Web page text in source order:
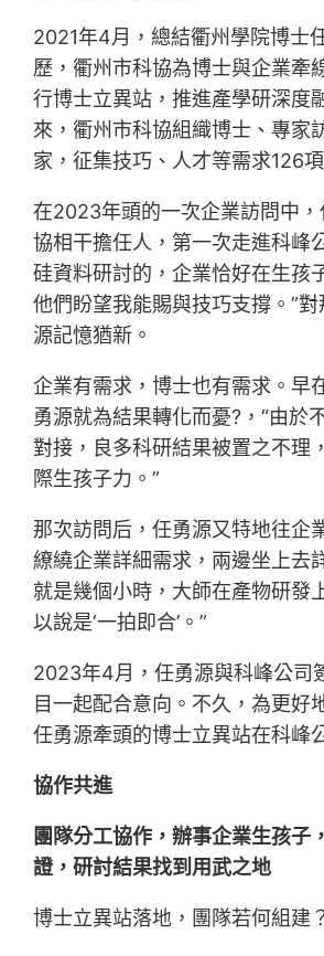
2021年4月，總結衢州學院博士
歷，衢州市科協為博士與企業牽
行博士立異站，推進產學研深度
來，衢州市科協組織博士、專家
家，征集技巧、人才等需求126項
在2023年頭的一次企業訪問中
協相干擔任人，第一次走進科峰
硅資料研討的，企業恰好在生孩
他們盼望我能賜與技巧支撐。”
源記憶猶新。
企業有需求，博士也有需求。早
勇源就為結果轉化而憂?，“由於
對接，良多科研結果被置之不理
際生孩子力。”
那次訪問后，任勇源又特地往企
繚繞企業詳細需求，兩邊坐上去
就是幾個小時，大師在產物研發
以說是‘一拍即合’。”
2023年4月，任勇源與科峰公司
目一起配合意向。不久，為更好
任勇源牽頭的博士立異站在科峰
協作共進
團隊分工協作，辦事企業生孩子
證，研討結果找到用武之地
博士立異站落地，團隊若何組建